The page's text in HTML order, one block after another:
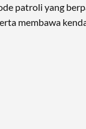
patroli yang
membawa